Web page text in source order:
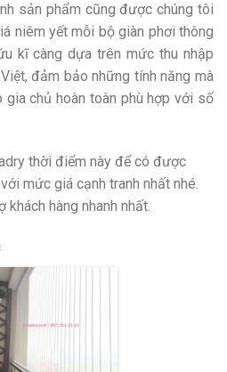
sản phẩm cũng được chúng tôi
niêm yết mỗi bộ giàn phơi thông
kĩ càng dựa trên mức thu nhập
đảm bảo những tính năng mà
gia chủ hoàn toàn phù hợp với số
thời điểm này để có được
mức giá cạnh tranh nhất nhé.
hàng nhanh nhất.